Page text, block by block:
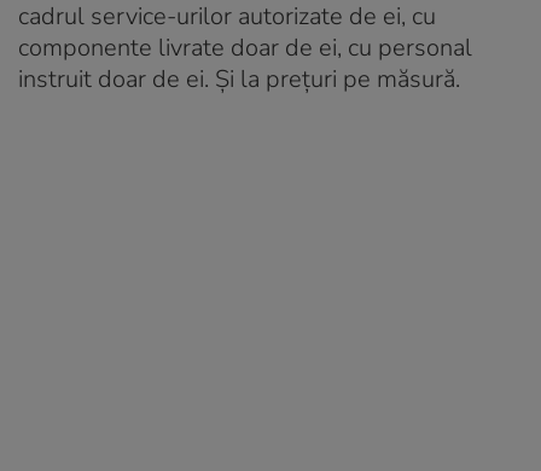
cadrul service-urilor autorizate de ei, cu
componente livrate doar de ei, cu personal
instruit doar de ei. Și la prețuri pe măsură.